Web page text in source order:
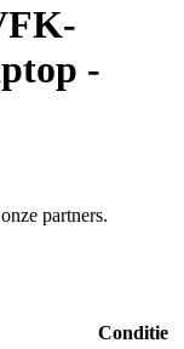
-
partners.
Conditie